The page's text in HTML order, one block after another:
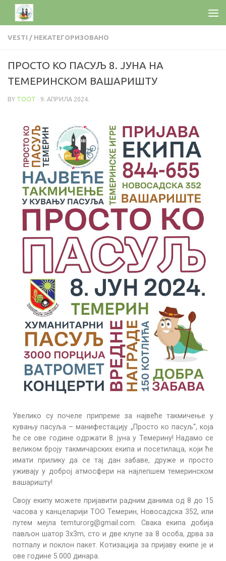
VESTI / НЕКАТЕГОРИЗОВАНО
ПРОСТО КО ПАСУЉ 8. ЈУНА НА
ТЕМЕРИНСКОМ ВАШАРИШТУ
BY TOOT · 9. АПРИЛА 2024.
Увелико су почеле припреме за највеће такмичење у
кувању пасуља – манифестацију „Просто ко пасуљ“, која
ће се ове године одржати 8. јуна у Темерину! Надамо се
великом броју такмичарских екипа и посетилаца, који ће
имати прилику да се тај дан забаве, друже и просто
уживају у доброј атмосфери на најлепшем темеринском
вашаришту!
Своју екипу можете пријавити радним данима од 8 до 15
часова у канцеларији ТОО Темерин, Новосадска 352, или
путем мејла temturorg@gmail.com. Свака екипа добија
пављон шатор 3x3m, сто и две клупе за 8 особа, дрва за
потпалу и поклон пакет. Котизација за пријаву екипе је и
ове године 5.000 динара.